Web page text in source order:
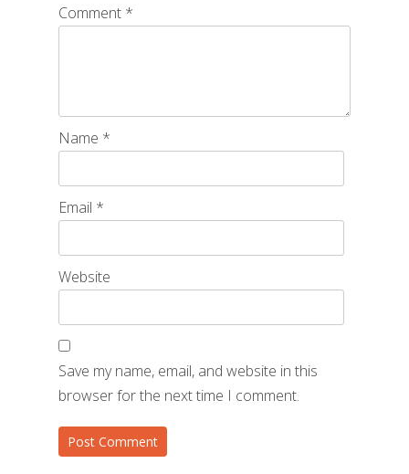
Comment *
Name *
Email *
Website
Save my name, email, and website in this
browser for the next time I comment.